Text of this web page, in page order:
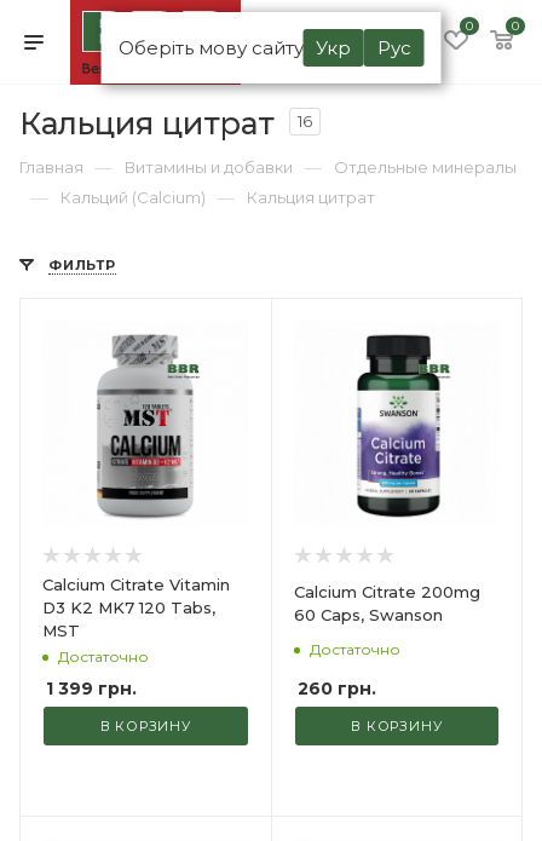
Оберіть мову сайту Укр Рус
0 0
Кальция цитрат 16
Главная — Витамины и добавки — Отдельные минералы
— Кальций (Calcium) — Кальция цитрат
ФИЛЬТР
Calcium Citrate Vitamin
D3 K2 MK7 120 Tabs,
MST
Достаточно
1 399 грн.
В КОРЗИНУ
Calcium Citrate 200mg
60 Caps, Swanson
Достаточно
260грн.
В КОРЗИНУ